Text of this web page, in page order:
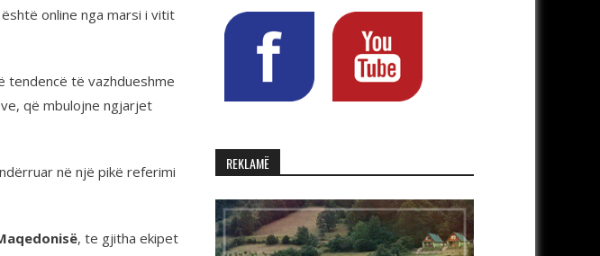
është online nga marsi i vitit
tendencë të vazhdueshme
që mbulojne ngjarjet
në një pikë referimi
, te gjitha ekipet
REKLAMË